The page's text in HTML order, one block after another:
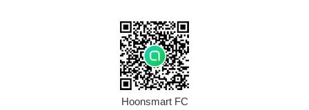
Hoonsmart FC